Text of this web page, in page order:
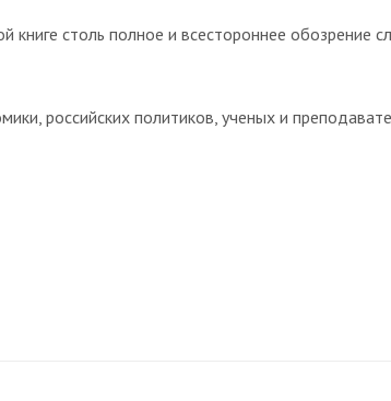
столь полное и всестороннее обозрение
российских политиков, ученых и